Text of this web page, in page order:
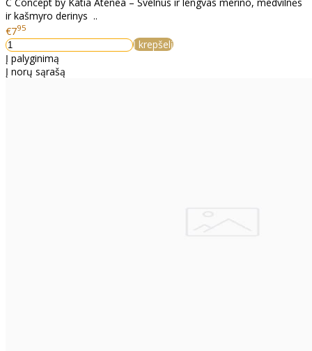
ir kašmyro derinys ..
€795
Į krepšelį
Į palyginimą
Į norų sąrašą